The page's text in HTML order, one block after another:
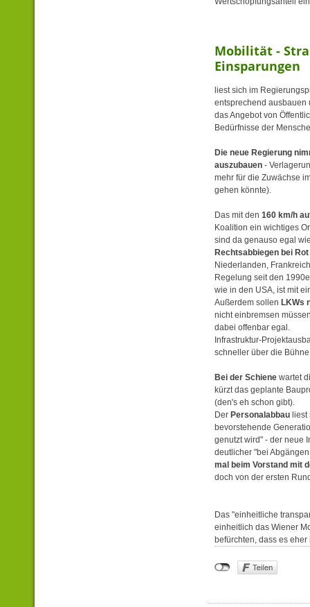
Mobilität -
Einsparungen
liest sich im
entsprechend ausbauen
das Angebot von
Bedürfnisse der
Die neue Regierung
auszubauen -
mehr für die Zuwächse
gehen könnte).
Das mit den 160 km/h
Koalition ein wichtiges
sind da genauso egal
Rechtsabbiegen bei Rot
Niederlanden,
Regelung seit den
wie in den USA, ist mit
Außerdem sollen LKWs
nicht einbremsen
dabei offenbar egal.
Infrastruktur-
schneller über die
Bei der Schiene wartet
kürzt das geplante
(den's eh schon gibt).
Der Personalabbau
bevorstehende
genutzt wird" - der neue
deutlicher "bei
mal beim Vorstand mit
doch von der ersten
Das "einheitliche
einheitlich das Wiener
befürchten, dass es